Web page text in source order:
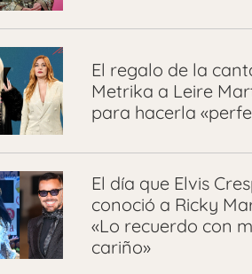
El regalo de la
Metrika a Leire
para hacerla
El día que Elvis
conoció a Ricky
«Lo recuerdo con
cariño»